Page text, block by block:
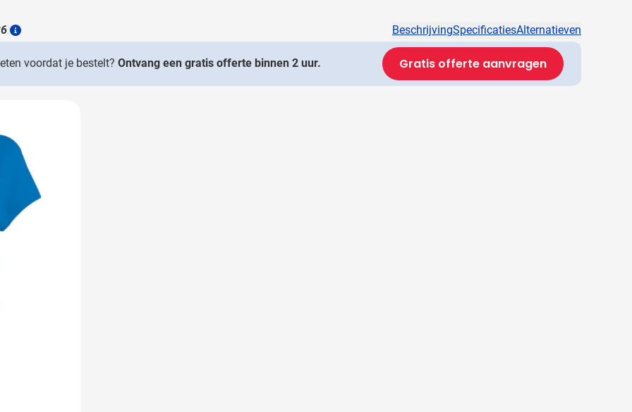
categorie
categorie
& Veiligheid categorie
categorie
& Wellness categorie
& Tafelen categorie
categorie
categorie
categorie
categorie
Details
BeschrijvingSpecificatiesAlternatieven
voordat je bestelt? Ontvang een gratis offerte binnen 2 uur. Gratis offerte aanvragen